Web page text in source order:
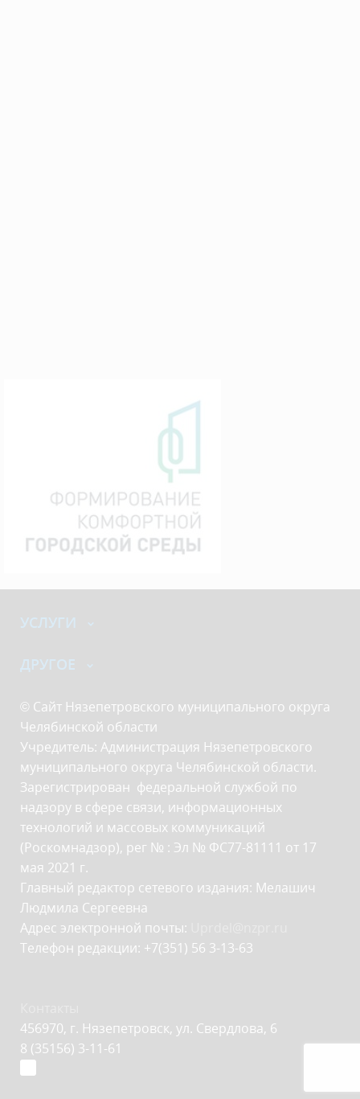
УСЛУГИ
ДРУГОЕ
© Сайт Нязепетровского муниципального округа
Челябинской области
Учредитель: Администрация Нязепетровского
муниципального округа Челябинской области.
Зарегистрирован федеральной службой по
надзору в сфере связи, информационных
технологий и массовых коммуникаций
(Роскомнадзор), рег № : Эл № ФС77-81111 от 17
мая 2021 г.
Главный редактор сетевого издания: Мелашич
Людмила Сергеевна
Адрес электронной почты:
Телефон редакции: +7(351) 56 3-13-63
456970, г. Нязепетровск, ул. Свердлова, 6
8 (35156) 3-11-61